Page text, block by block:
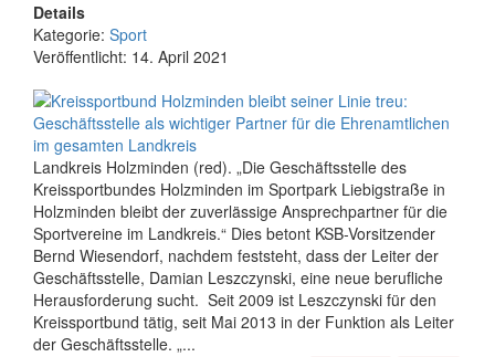
Details
Kategorie: Sport
Veröffentlicht: 14. April 2021
Landkreis Holzminden (red). „Die Geschäftsstelle des
Kreissportbundes Holzminden im Sportpark Liebigstraße in
Holzminden bleibt der zuverlässige Ansprechpartner für die
Sportvereine im Landkreis.“ Dies betont KSB-Vorsitzender
Bernd Wiesendorf, nachdem feststeht, dass der Leiter der
Geschäftsstelle, Damian Leszczynski, eine neue berufliche
Herausforderung sucht. Seit 2009 ist Leszczynski für den
Kreissportbund tätig, seit Mai 2013 in der Funktion als Leiter
der Geschäftsstelle. „...